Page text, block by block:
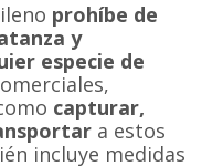
prohíbe de
y
especie de
capturar,
a estos
incluye medidas